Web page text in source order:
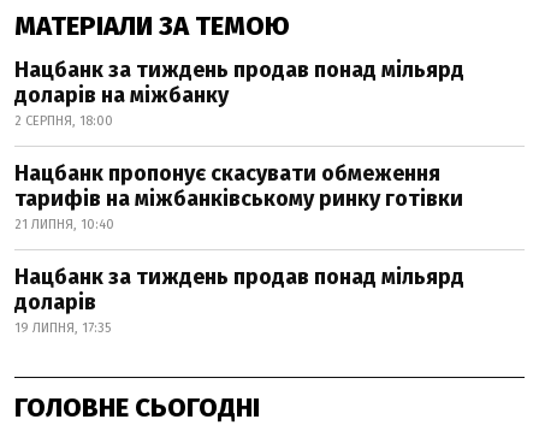
МАТЕРІАЛИ ЗА ТЕМОЮ
Нацбанк за тиждень продав понад мільярд
доларів на міжбанку
2 СЕРПНЯ, 18:00
Нацбанк пропонує скасувати обмеження
тарифів на міжбанківському ринку готівки
21 ЛИПНЯ, 10:40
Нацбанк за тиждень продав понад мільярд
доларів
19 ЛИПНЯ, 17:35
ГОЛОВНЕ СЬОГОДНІ